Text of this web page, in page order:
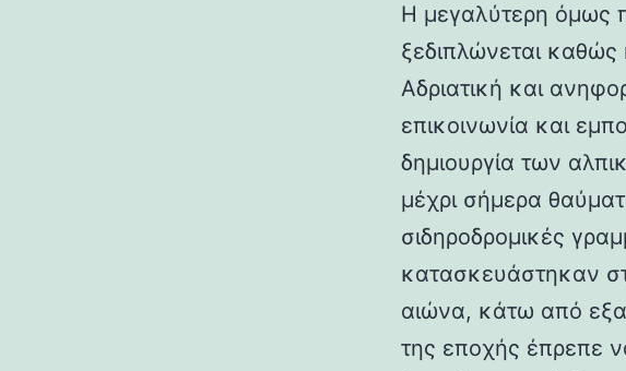
Η μεγαλύτερη όμως
ξεδιπλώνεται
Αδριατική και
επικοινωνία και
δημιουργία των
μέχρι σήμερα
σιδηροδρομικές
κατασκευάστηκαν
αιώνα, κάτω από
της εποχής έπρεπε